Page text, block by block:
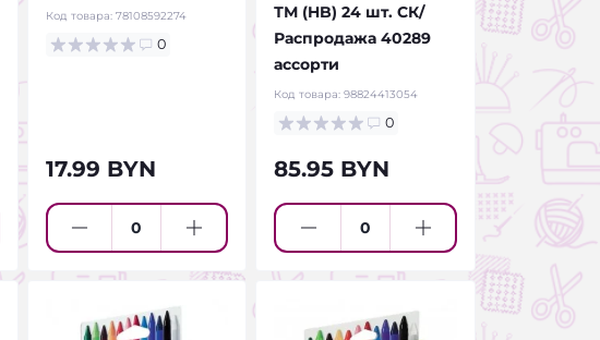
Код товара: 78108592274
0
17.99 BYN
ТМ (HB) 24 шт. СК/
Распродажа 40289
ассорти
Код товара:98824413054
0
85.95 BYN